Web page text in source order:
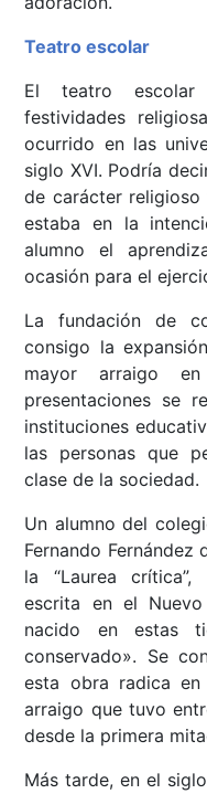
Teatro escolar
El teatro
festividades
ocurrido en las
siglo XVI. Podría
de carácter
estaba en la
alumno el
ocasión para el
La fundación de
consigo la
mayor arraigo
presentaciones se
instituciones
las personas que
clase de la sociedad.
Un alumno del
Fernando Fernández
la “Laurea
escrita en el
nacido en estas
conservado». Se
esta obra radica
arraigo que tuvo
desde la primera
Más tarde, en el